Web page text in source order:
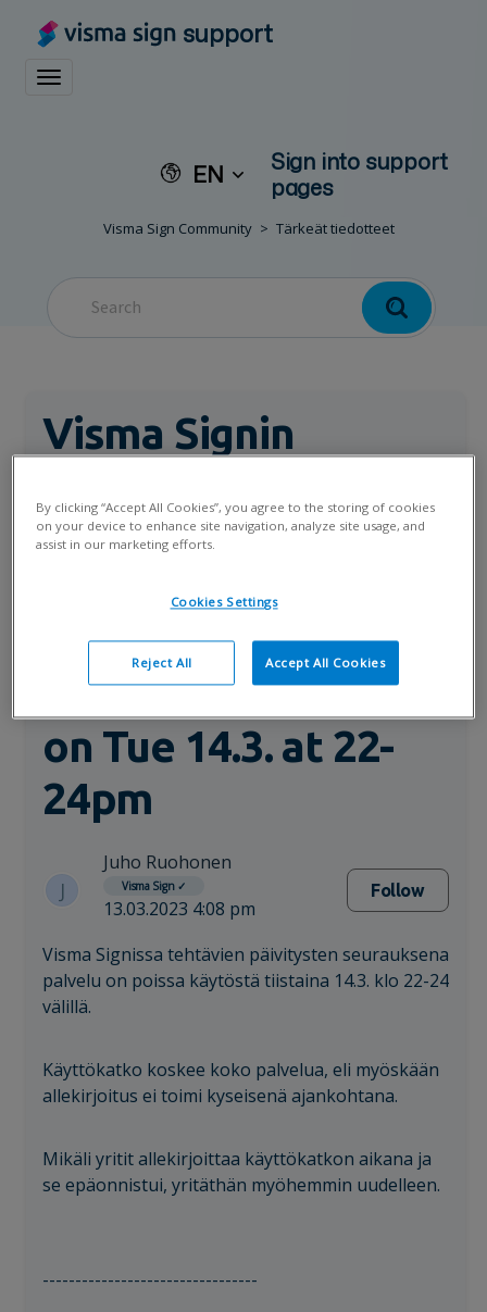
support
Toggle navigation
EN
Sign into support
pages
Visma Sign Community Tärkeät tiedotteet
Visma Signin
käyttökatko ti 14.3.
klo 22-24 / There is
a maintenance
break in Visma Sign
on Tue 14.3. at 22-
24pm
J
Juho Ruohonen
Visma Sign ✓
13.03.2023 4:08 pm
Follow
Visma Signissa tehtävien päivitysten seurauksena
palvelu on poissa käytöstä tiistaina 14.3. klo 22-24
välillä.
Käyttökatko koskee koko palvelua, eli myöskään
allekirjoitus ei toimi kyseisenä ajankohtana.
Mikäli yritit allekirjoittaa käyttökatkon aikana ja
se epäonnistui, yritäthän myöhemmin uudelleen.
---------------------------------
By clicking “Accept All Cookies”, you agree to the storing of cookies
on your device to enhance site navigation, analyze site usage, and
assist in our marketing efforts.
Cookies Settings
Reject All Accept All Cookies